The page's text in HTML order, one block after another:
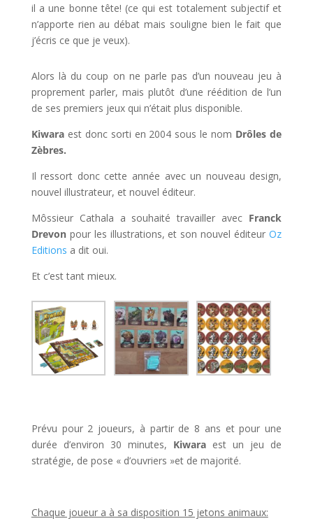
il a une bonne tête! (ce qui est totalement subjectif et
n’apporte rien au débat mais souligne bien le fait que
j’écris ce que je veux).
Alors là du coup on ne parle pas d’un nouveau jeu à
proprement parler, mais plutôt d’une réédition de l’un
de ses premiers jeux qui n’était plus disponible.
Kiwaraest donc sorti en 2004 sous le nom Drôles de
Zèbres.
Il ressort donc cette année avec un nouveau design,
nouvel illustrateur, et nouvel éditeur.
Môssieur Cathala a souhaité travailler avec Franck
Drevonpour les illustrations, et son nouvel éditeurOz
Editions a dit oui.
Et c’est tant mieux.
Prévu pour 2 joueurs, à partir de 8 ans et pour une
durée d’environ 30 minutes, Kiwara est un jeu de
stratégie, de pose « d’ouvriers »et de majorité.
Chaque joueur a à sa disposition 15 jetons animaux: